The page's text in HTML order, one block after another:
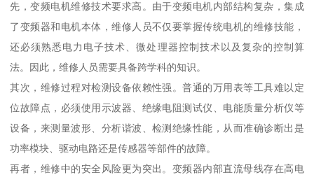
先，变频电机维修技术要求高。由于变频电机内部结构复杂，集成
了变频器和电机本体，维修人员不仅要掌握传统电机的维修技能，
还必须熟悉电力电子技术、微处理器控制技术以及复杂的控制算
法。因此，维修人员需要具备跨学科的知识。
其次，维修过程对检测设备依赖性强。普通的万用表等工具难以定
位故障点，必须使用示波器、绝缘电阻测试仪、电能质量分析仪等
设备，来测量波形、分析谐波、检测绝缘性能，从而准确诊断出是
功率模块、驱动电路还是传感器等部件的故障。
再者，维修中的安全风险更为突出。变频器内部直流母线存在高电